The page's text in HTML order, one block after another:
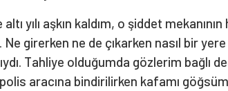
yılı aşkın kaldım, o şiddet
girerken ne de çıkarken nasıl bir
Tahliye olduğumda gözlerim bağlı
aracına bindirilirken kafamı